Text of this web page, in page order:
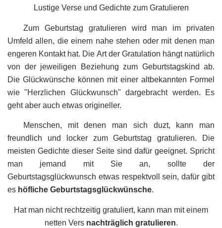
Lustige Verse und Gedichte zum Gratulieren
Zum Geburtstag gratulieren wird man im privaten
Umfeld allen, die einem nahe stehen oder mit denen man
engeren Kontakt hat. Die Art der Gratulation hängt natürlich
von der jeweiligen Beziehung zum Geburtstagskind ab.
Die Glückwünsche können mit einer altbekannten Formel
wie "Herzlichen Glückwunsch" dargebracht werden. Es
geht aber auch etwas origineller.
Menschen, mit denen man sich duzt, kann man
freundlich und locker zum Geburtstag gratulieren. Die
meisten Gedichte dieser Seite sind dafür geeignet. Spricht
man jemand mit Sie an, sollte der
Geburtstagsglückwunsch etwas respektvoll sein, dafür gibt
es höfliche Geburtstagsglückwünsche.
Hat man nicht rechtzeitig gratuliert, kann man mit einem
netten Vers nachträglich gratulieren.